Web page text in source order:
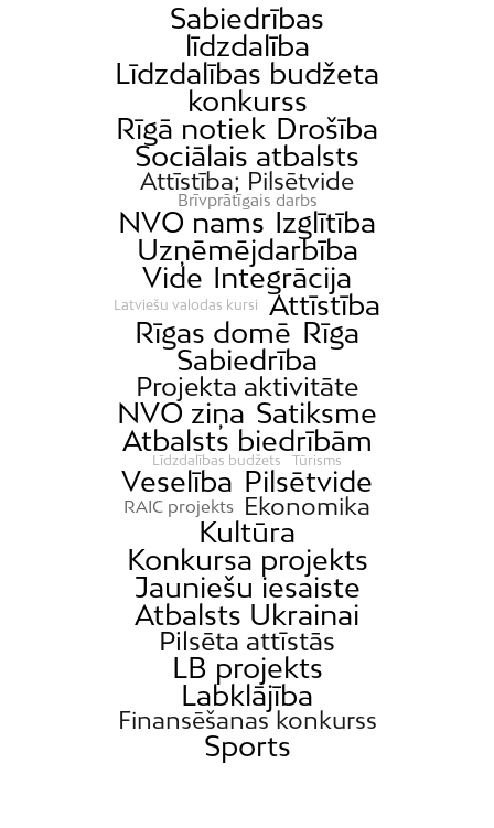
Sabiedrības
līdzdalība
Līdzdalības budžeta
konkurss
Rīgā notiek Drošība
Sociālais atbalsts
Attīstība; Pilsētvide
Brīvprātīgais darbs
NVO nams Izglītība
Uzņēmējdarbība
Vide Integrācija
Latviešu valodas kursi
Attīstība
Rīgas domē Rīga
Sabiedrība
Projekta aktivitāte
NVO ziņa Satiksme
Atbalsts biedrībām
Līdzdalības budžets Tūrisms
Veselība Pilsētvide
RAIC projekts Ekonomika
Kultūra
Konkursa projekts
Jauniešu iesaiste
Atbalsts Ukrainai
Pilsēta attīstās
LB projekts
Labklājība
Finansēšanas konkurss
Sports